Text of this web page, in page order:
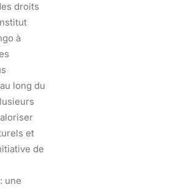
droits
à
long du
et
de
une